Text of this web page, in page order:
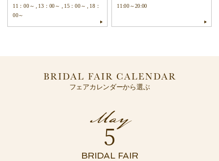
11：00～ , 13：00～ , 15：00～ , 18：
00～
11:00～20:00
BRIDAL FAIR CALENDAR
フェアカレンダーから選ぶ
5
BRIDAL FAIR